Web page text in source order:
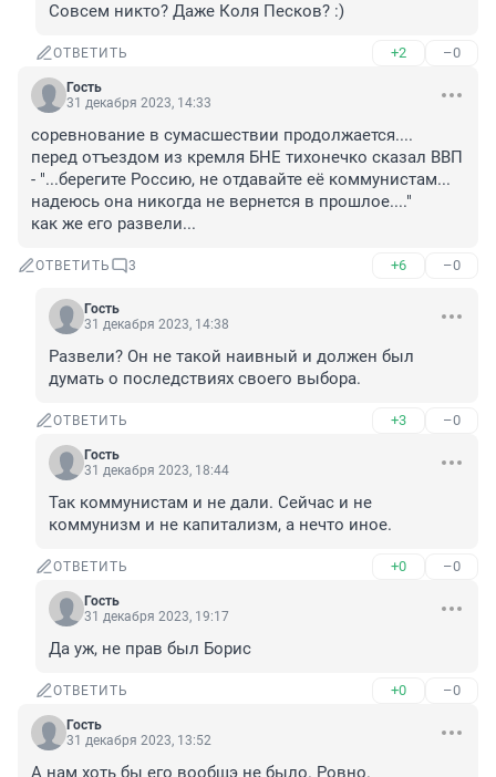
Совсем никто? Даже Коля Песков? :)
ОТВЕТИТЬ +2 –0
Гость
31 декабря 2023, 14:33
соревнование в сумасшествии продолжается....
перед отъездом из кремля БНЕ тихонечко сказал ВВП
- "...берегите Россию, не отдавайте её коммунистам...
надеюсь она никогда не вернется в прошлое...."
как же его развели...
ОТВЕТИТЬ 3 +6 –0
Гость
31 декабря 2023, 14:38
Развели? Он не такой наивный и должен был
думать о последствиях своего выбора.
ОТВЕТИТЬ +3 –0
Гость
31 декабря 2023, 18:44
Так коммунистам и не дали. Сейчас и не
коммунизм и не капитализм, а нечто иное.
ОТВЕТИТЬ +0 –0
Гость
31 декабря 2023, 19:17
Да уж, не прав был Борис
ОТВЕТИТЬ +0 –0
Гость
31 декабря 2023, 13:52
А нам хоть бы его вообщэ не было. Ровно.